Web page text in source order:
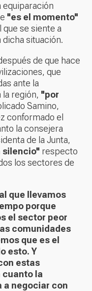
equiparación
"es el momento"
se siente a
situación.
de que hace
que
ante la
región, "por
Samino,
conformado el
la consejera
de la Junta,
silencio" respecto
los sectores de
que llevamos
porque
el sector peor
comunidades
que es el
esto. Y
estas
cuanto la
a negociar con